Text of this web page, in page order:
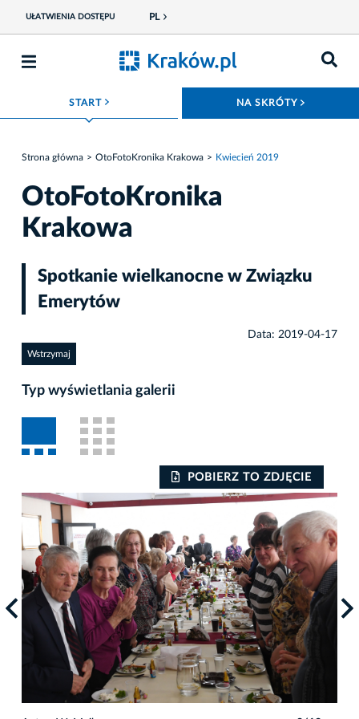
UŁATWIENIA DOSTĘPU PL
START ROZWIŃ MENU NA SKRÓTY
Strona główna OtoFotoKronika Krakowa Kwiecień 2019
OtoFotoKronika
Krakowa
Spotkanie wielkanocne w Związku
Emerytów
Data: 2019-04-17
Wstrzymaj
Typ wyświetlania galerii
POBIERZ TO ZDJĘCIE